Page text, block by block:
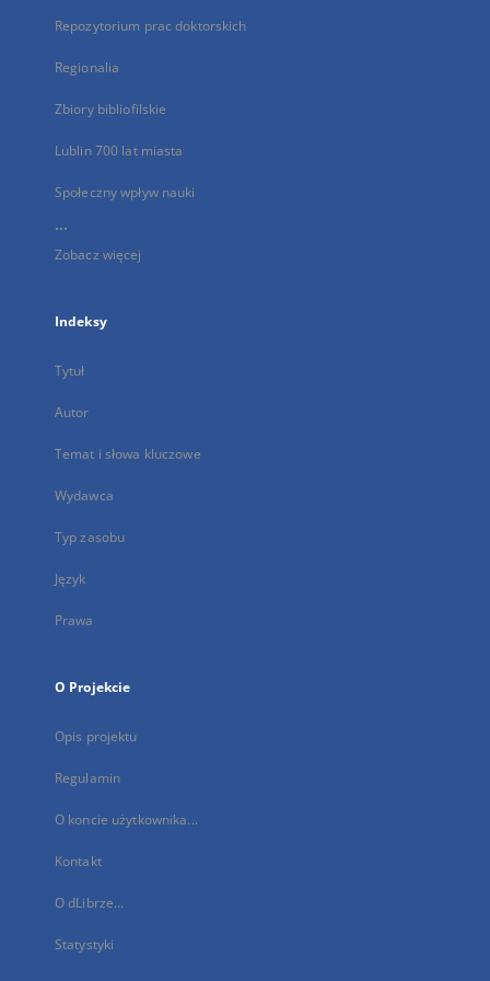
Repozytorium prac doktorskich
Regionalia
Zbiory bibliofilskie
Lublin 700 lat miasta
Społeczny wpływ nauki
...
Zobacz więcej
Indeksy
Tytuł
Autor
Temat i słowa kluczowe
Wydawca
Typ zasobu
Język
Prawa
O Projekcie
Opis projektu
Regulamin
O koncie użytkownika...
Kontakt
O dLibrze...
Statystyki